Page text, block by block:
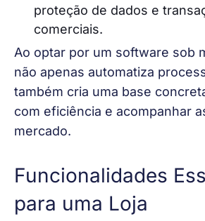
proteção de dados e
comerciais.
Ao optar por um software sob
não apenas automatiza
também cria uma base
com eficiência e acompanhar
mercado.
Funcionalidades
para uma Loja